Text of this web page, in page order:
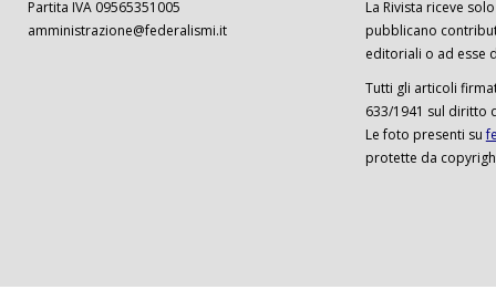
Partita IVA 09565351005
amministrazione@federalismi.it
La Rivista riceve
pubblicano
editoriali o ad esse
Tutti gli articoli
633/1941 sul diritto
Le foto presenti su
protette da